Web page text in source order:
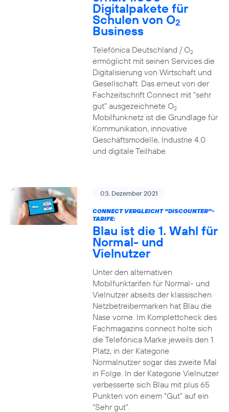
Digitalpakete für
Schulen von O2
Business
Telefónica Deutschland / O2
ermöglicht mit seinen Services die
Digitalisierung von Wirtschaft und
Gesellschaft. Das erneut von der
Fachzeitschrift Connect mit “sehr
gut” ausgezeichnete O2
Mobilfunknetz ist die Grundlage für
Kommunikation, innovative
Geschäftsmodelle, Industrie 4.0
und digitale Teilhabe.
03. Dezember 2021
CONNECT VERGLEICHT “DISCOUNTER”-
TARIFE:
Blau ist die 1. Wahl für
Normal- und
Vielnutzer
Unter den alternativen
Mobilfunktarifen für Normal- und
Vielnutzer abseits der klassischen
Netzbetreibermarken hat Blau die
Nase vorne. Im Komplettcheck des
Fachmagazins connect holte sich
die Telefónica Marke jeweils den 1.
Platz, in der Kategorie
Normalnutzer sogar das zweite Mal
in Folge. In der Kategorie Vielnutzer
verbesserte sich Blau mit plus 65
Punkten von einem “Gut” auf ein
“Sehr gut”.